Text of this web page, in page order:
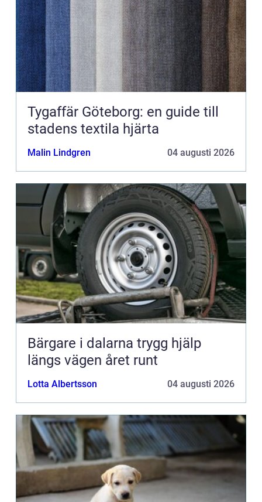
Tygaffär Göteborg: en guide till
stadens textila hjärta
Malin Lindgren 04 augusti 2026
Bärgare i dalarna trygg hjälp
längs vägen året runt
Lotta Albertsson 04 augusti 2026